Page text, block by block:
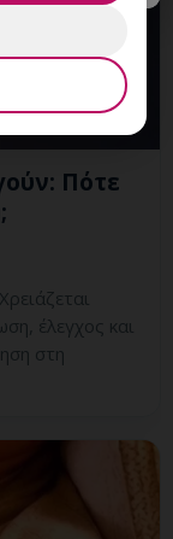
Πότε
έλεγχος και
στη